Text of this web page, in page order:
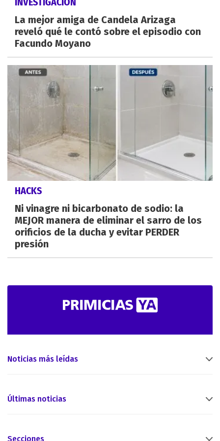
La mejor amiga de Candela Arizaga
reveló qué le contó sobre el episodio con
Facundo Moyano
HACKS
Ni vinagre ni bicarbonato de sodio: la
MEJOR manera de eliminar el sarro de los
orificios de la ducha y evitar PERDER
presión
Noticias más leídas
Últimas noticias
Secciones